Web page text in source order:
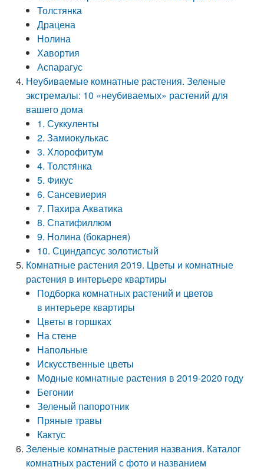
Толстянка
Драцена
Нолина
Хавортия
Аспарагус
Неубиваемые комнатные растения. Зеленые
экстремалы: 10 «неубиваемых» растений для
вашего дома
1. Суккуленты
2. Замиокулькас
3. Хлорофитум
4. Толстя́нка
5. Фикус
6. Сансевиерия
7. Пахира Акватика
8. Спатифиллюм
9. Нолина (бокарнея)
10. Сциндапсус золотистый
Комнатные растения 2019. Цветы и комнатные
растения в интерьере квартиры
Подборка комнатных растений и цветов
в интерьере квартиры
Цветы в горшках
На стене
Напольные
Искусственные цветы
Модные комнатные растения в 2019-2020 году
Бегонии
Зеленый папоротник
Пряные травы
Кактус
Зеленые комнатные растения названия. Каталог
комнатных растений с фото и названием